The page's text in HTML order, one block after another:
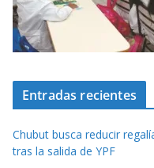
Entradas recientes
Chubut busca reducir
tras la salida de YPF